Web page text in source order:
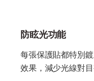
防眩光功能
每張保護貼都特別
效果，減少光線對